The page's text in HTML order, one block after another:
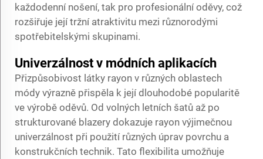
každodenní nošení, tak pro profesionální oděvy, což
rozšiřuje její tržní atraktivitu mezi různorodými
spotřebitelskými skupinami.
Univerzálnost v módních aplikacích
Přizpůsobivost látky rayon v různých oblastech
módy výrazně přispěla k její dlouhodobé popularitě
ve výrobě oděvů. Od volných letních šatů až po
strukturované blazery dokazuje rayon výjimečnou
univerzálnost při použití různých úprav povrchu a
konstrukčních technik. Tato flexibilita umožňuje